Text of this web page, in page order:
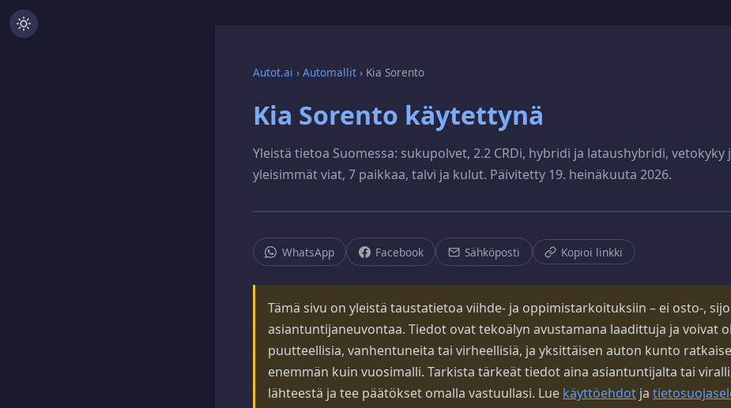
Autot.ai › Automallit › Kia Sorento
Kia Sorento käytettynä
Yleistä tietoa Suomessa: sukupolvet, 2.2 CRDi, hybridi ja lataushybridi, vetokyky
yleisimmät viat, 7 paikkaa, talvi ja kulut. Päivitetty 19. heinäkuuta 2026.
WhatsApp Facebook Sähköposti Kopioi linkki
Tämä sivu on yleistä taustatietoa viihde- ja oppimistarkoituksiin – ei osto-,
asiantuntijaneuvontaa. Tiedot ovat tekoälyn avustamana laadittuja ja voivat
puutteellisia, vanhentuneita tai virheellisiä, ja yksittäisen auton kunto
enemmän kuin vuosimalli. Tarkista tärkeät tiedot aina asiantuntijalta tai
lähteestä ja tee päätökset omalla vastuullasi. Lue käyttöehdot ja